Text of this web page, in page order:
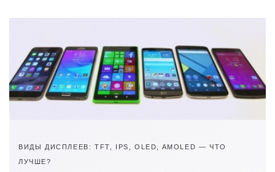
ВИДЫ ДИСПЛЕЕВ: TFT, IPS, OLED, AMOLED — ЧТО
ЛУЧШЕ?